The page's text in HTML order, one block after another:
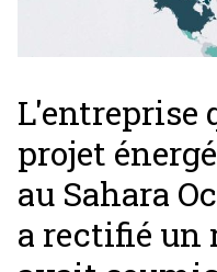
L'entreprise
projet
au Sahara
a rectifié un